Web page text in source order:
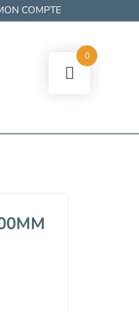
COMPTE
0